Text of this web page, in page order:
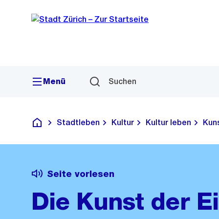
Navigation
Sprunglink
Menü Suchen
Deutsch
Stadtleben Kultur Kultur leben
Seite vorlesen
Die Kunst der